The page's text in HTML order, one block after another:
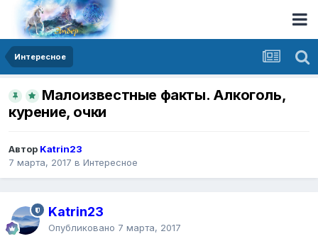
Интересное
Малоизвестные факты. Алкоголь,
курение, очки
Автор Katrin23
7 марта, 2017 в Интересное
Katrin23
Опубликовано 7 марта, 2017